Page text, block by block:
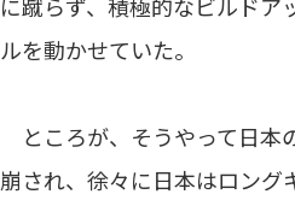
ルを動かせていた。
ところが、そうやって日本
崩され、徐々に日本はロン